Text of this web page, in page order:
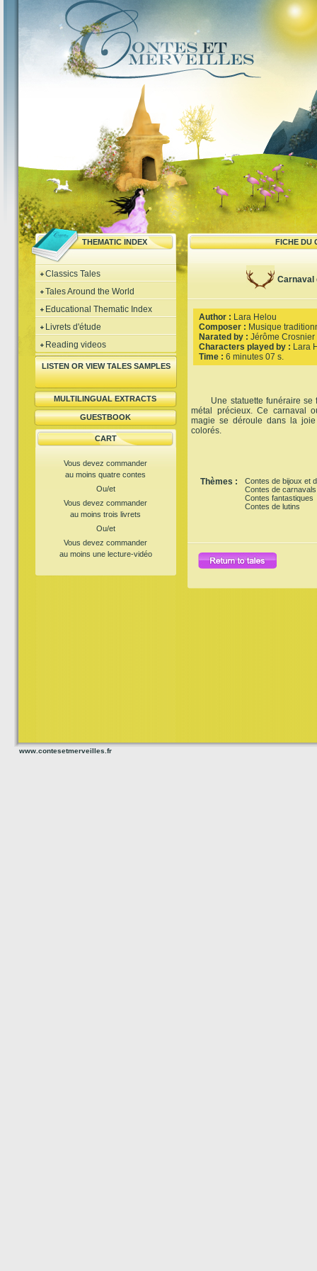
THEMATIC INDEX FICHE DU
Classics Tales
Tales Around the World
Educational Thematic Index
Livrets d'étude
Reading videos
LISTEN OR VIEW TALES SAMPLES
MULTILINGUAL EXTRACTS
GUESTBOOK
CART
Vous devez commander
au moins quatre contes
Ou/et
Vous devez commander
au moins trois livrets
Ou/et
Vous devez commander
au moins une lecture-vidéo
Carnaval
Author : Lara Helou
Composer : Musique
Narated by : Jérôme Crosnier
Characters played by : Lara
Time : 6 minutes 07 s.
Une statuette funéraire se
métal précieux. Ce carnaval
magie se déroule dans la
colorés.
Thèmes :
Contes de bijoux et
Contes de carnavals
Contes fantastiques
Contes de lutins
www.contesetmerveilles.fr